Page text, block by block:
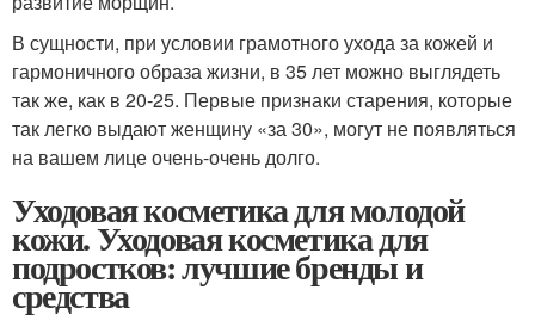
В сущности, при условии грамотного ухода за кожей и
гармоничного образа жизни, в 35 лет можно выглядеть
так же, как в 20-25. Первые признаки старения, которые
так легко выдают женщину «за 30», могут не появляться
на вашем лице очень-очень долго.
Уходовая косметика для молодой
кожи. Уходовая косметика для
подростков: лучшие бренды и
средства